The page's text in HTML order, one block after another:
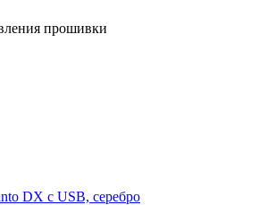
прошивки
DX с USB, серебро